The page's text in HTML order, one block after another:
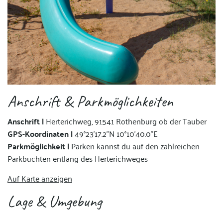
Anschrift & Parkmöglichkeiten
Anschrift |Herterichweg, 91541 Rothenburg ob der Tauber
GPS-Koordinaten |49°23'17.2"N 10°10'40.0"E
Parkmöglichkeit |Parken kannst du auf den zahlreichen
Parkbuchten entlang des Herterichweges
Auf Karte anzeigen
Lage & Umgebung